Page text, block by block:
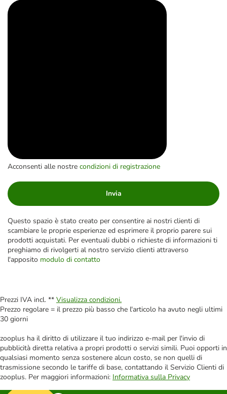
Acconsenti alle nostre condizioni di registrazione
Invia
Questo spazio è stato creato per consentire ai nostri clienti di
scambiare le proprie esperienze ed esprimere il proprio parere sui
prodotti acquistati. Per eventuali dubbi o richieste di informazioni ti
preghiamo di rivolgerti al nostro servizio clienti attraverso
l'apposito modulo di contatto
Prezzi IVA incl. ** Visualizza condizioni.
Prezzo regolare = il prezzo più basso che l'articolo ha avuto negli ultimi
30 giorni
zooplus ha il diritto di utilizzare il tuo indirizzo e-mail per l'invio di
pubblicità diretta relativa a propri prodotti o servizi simili. Puoi opporti in
qualsiasi momento senza sostenere alcun costo, se non quelli di
trasmissione secondo le tariffe di base, contattando il Servizio Clienti di
zooplus. Per maggiori informazioni: Informativa sulla Privacy